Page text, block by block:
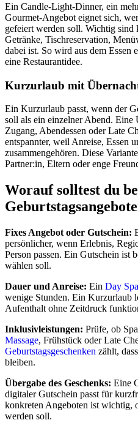
Ein Candle-Light-Dinner, ein
Gourmet-Angebot eignet sich,
gefeiert werden soll. Wichtig sind
Getränke, Tischreservation,
dabei ist. So wird aus dem Essen
eine Restaurantidee.
Kurzurlaub mit
Ein Kurzurlaub passt, wenn der
soll als ein einzelner Abend.
Zugang, Abendessen oder Late
entspannter, weil Anreise, Essen
zusammengehören. Diese
Partner:in, Eltern oder enge
Worauf solltest du
Fixes Angebot oder Gutschein:
persönlicher, wenn Erlebnis,
Person passen. Ein Gutschein ist
wählen soll.
Dauer und Anreise: Ein Day Spa
wenige Stunden. Ein Kurzurlaub
Aufenthalt ohne Zeitdruck
Inklusivleistungen: Prüfe, ob
Massage, Frühstück oder Late
Geburtstagsgeschenken zählt,
bleiben.
Übergabe des Geschenks: Eine
digitaler Gutschein passt für
konkreten Angeboten ist wichtig,
werden soll.